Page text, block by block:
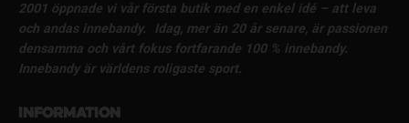
2001 öppnade vi vår första butik med en enkel idé – att leva
och andas innebandy.
Idag, mer än 20 år senare, är passionen
densamma och vårt fokus fortfarande 100 % innebandy.
Innebandy är världens roligaste sport.
Information